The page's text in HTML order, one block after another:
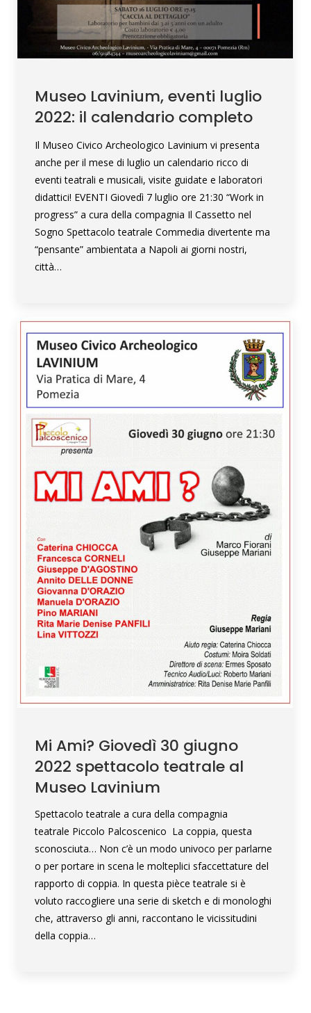
Museo Lavinium, eventi luglio
2022: il calendario completo
Il Museo Civico Archeologico Lavinium vi presenta
anche per il mese di luglio un calendario ricco di
eventi teatrali e musicali, visite guidate e laboratori
didattici! EVENTI Giovedì 7 luglio ore 21:30 “Work in
progress” a cura della compagnia Il Cassetto nel
Sogno Spettacolo teatrale Commedia divertente ma
“pensante” ambientata a Napoli ai giorni nostri,
città…
Mi Ami? Giovedì 30 giugno
2022 spettacolo teatrale al
Museo Lavinium
Spettacolo teatrale a cura della compagnia
teatrale Piccolo Palcoscenico La coppia, questa
sconosciuta… Non c’è un modo univoco per parlarne
o per portare in scena le molteplici sfaccettature del
rapporto di coppia. In questa pièce teatrale si è
voluto raccogliere una serie di sketch e di monologhi
che, attraverso gli anni, raccontano le vicissitudini
della coppia…